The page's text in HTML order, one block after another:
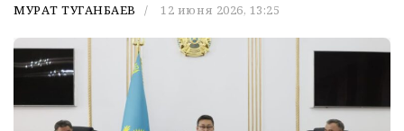
МУРАТ ТУГАНБАЕВ 12 июня 2026, 13:25